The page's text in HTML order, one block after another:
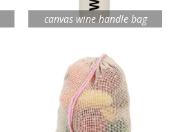
canvas wine handle bag